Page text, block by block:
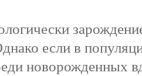
если в
новорожденных